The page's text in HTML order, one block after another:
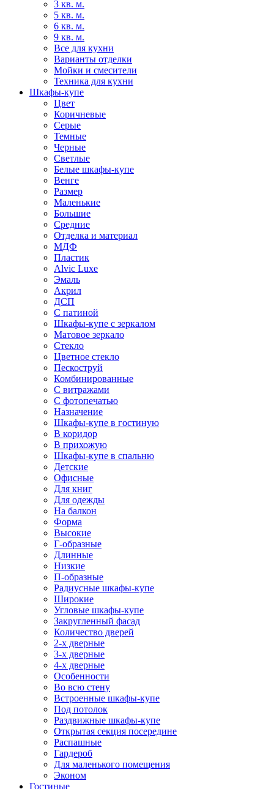
3 кв. м.
5 кв. м.
6 кв. м.
9 кв. м.
Все для кухни
Варианты отделки
Мойки и смесители
Техника для кухни
Шкафы-купе
Цвет
Коричневые
Серые
Темные
Черные
Светлые
Белые шкафы-купе
Венге
Размер
Маленькие
Большие
Средние
Отделка и материал
МДФ
Пластик
Alvic Luxe
Эмаль
Акрил
ДСП
С патиной
Шкафы-купе с зеркалом
Матовое зеркало
Стекло
Цветное стекло
Пескоструй
Комбинированные
С витражами
С фотопечатью
Назначение
Шкафы-купе в гостиную
В коридор
В прихожую
Шкафы-купе в спальню
Детские
Офисные
Для книг
Для одежды
На балкон
Форма
Высокие
Г-образные
Длинные
Низкие
П-образные
Радиусные шкафы-купе
Широкие
Угловые шкафы-купе
Закругленный фасад
Количество дверей
2-х дверные
3-х дверные
4-х дверные
Особенности
Во всю стену
Встроенные шкафы-купе
Под потолок
Раздвижные шкафы-купе
Открытая секция посередине
Распашные
Гардероб
Для маленького помещения
Эконом
Гостиные